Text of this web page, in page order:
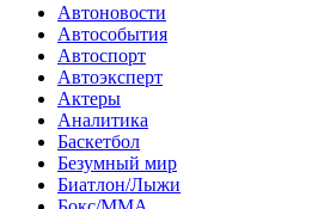
Автоновости
Автособытия
Автоспорт
Автоэксперт
Актеры
Аналитика
Баскетбол
Безумный мир
Биатлон/Лыжи